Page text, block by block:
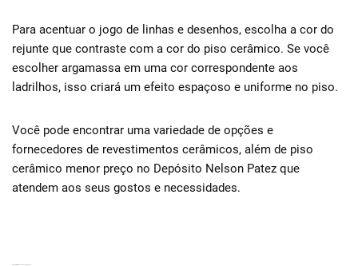
Para acentuar o jogo de linhas e desenhos, escolha a cor do
rejunte que contraste com a cor do piso cerâmico. Se você
escolher argamassa em uma cor correspondente aos
ladrilhos, isso criará um efeito espaçoso e uniforme no piso.
Você pode encontrar uma variedade de opções e
fornecedores de revestimentos cerâmicos, além de piso
cerâmico menor preço no Depósito Nelson Patez que
atendem aos seus gostos e necessidades.